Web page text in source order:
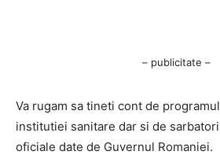
– publicitate –
Va rugam sa tineti cont de
institutiei sanitare dar si de
oficiale date de Guvernul Romaniei.